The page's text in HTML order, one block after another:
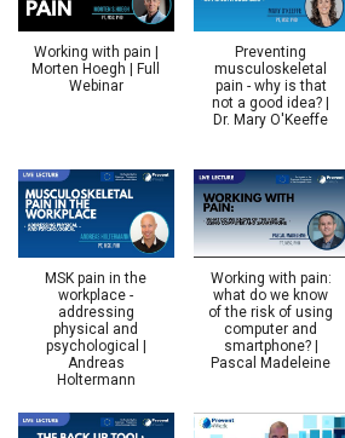
Working with pain |
Morten Hoegh | Full
Webinar
Preventing
musculoskeletal
pain - why is that
not a good idea? |
Dr. Mary O'Keeffe
MSK pain in the
workplace -
addressing
physical and
psychological |
Andreas
Holtermann
Working with pain:
what do we know
of the risk of using
computer and
smartphone? |
Pascal Madeleine